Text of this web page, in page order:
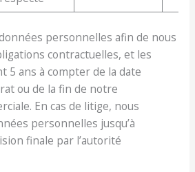
personnelles afin de nous
contractuelles, et les
5 ans à compter de la date
ou de la fin de notre
En cas de litige, nous
personnelles jusqu’à
finale par l’autorité